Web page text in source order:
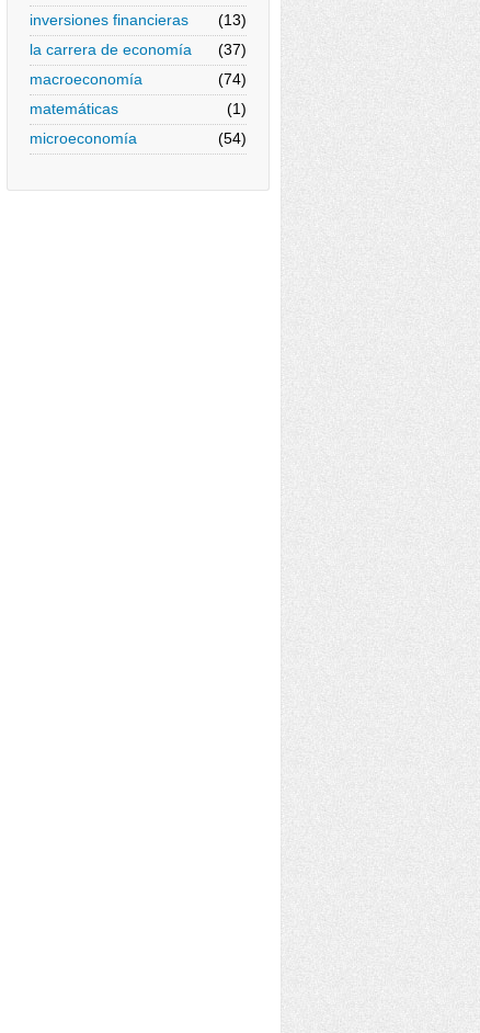
inversiones financieras
(13)
la carrera de economía
(37)
macroeconomía
(74)
matemáticas
(1)
microeconomía
(54)